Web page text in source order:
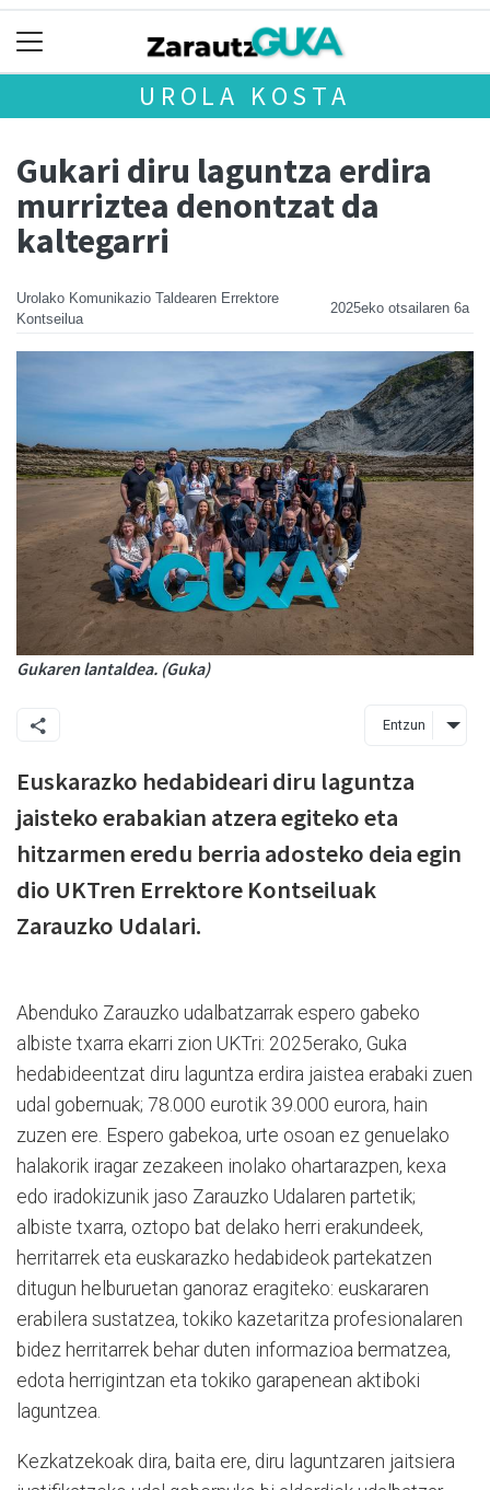
UROLA KOSTA
Gukari diru laguntza erdira
murriztea denontzat da
kaltegarri
Urolako Komunikazio Taldearen Errektore
Kontseilua
2025eko otsailaren 6a
Gukaren lantaldea. (Guka)
Entzun
Euskarazko hedabideari diru laguntza
jaisteko erabakian atzera egiteko eta
hitzarmen eredu berria adosteko deia egin
dio UKTren Errektore Kontseiluak
Zarauzko Udalari.
Abenduko Zarauzko udalbatzarrak espero gabeko
albiste txarra ekarri zion UKTri: 2025erako, Guka
hedabideentzat diru laguntza erdira jaistea erabaki zuen
udal gobernuak; 78.000 eurotik 39.000 eurora, hain
zuzen ere. Espero gabekoa, urte osoan ez genuelako
halakorik iragar zezakeen inolako ohartarazpen, kexa
edo iradokizunik jaso Zarauzko Udalaren partetik;
albiste txarra, oztopo bat delako herri erakundeek,
herritarrek eta euskarazko hedabideok partekatzen
ditugun helburuetan ganoraz eragiteko: euskararen
erabilera sustatzea, tokiko kazetaritza profesionalaren
bidez herritarrek behar duten informazioa bermatzea,
edota herrigintzan eta tokiko garapenean aktiboki
laguntzea.
Kezkatzekoak dira, baita ere, diru laguntzaren jaitsiera